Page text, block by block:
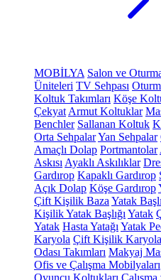
MOBİLYA Salon ve
Üniteleri TV Sehpası
Koltuk Takımları Köşe
Çekyat Armut Koltuklar
Benchler Sallanan Koltuk
Orta SehpalarYan Sehpalar
Amaçlı Dolap Portmantolar
Askısı Ayaklı Askılıklar
Gardırop Kapaklı Gardırop
Açık Dolap Köşe Gardırop
Çift Kişilik Baza Yatak
Kişilik Yatak Başlığı Yatak
Yatak Hasta Yatağı Yatak
Karyola Çift Kişilik Karyola
Odası Takımları Makyaj
Ofis ve Çalışma Mobilyaları
Oyuncu Koltukları